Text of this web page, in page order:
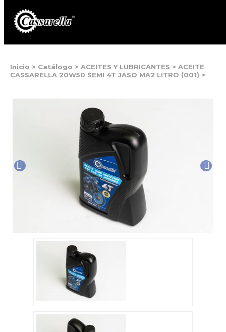
Inicio > Catálogo > ACEITES Y LUBRICANTES > ACEITE
CASSARELLA 20W50 SEMI 4T JASO MA2 LITRO (001) >